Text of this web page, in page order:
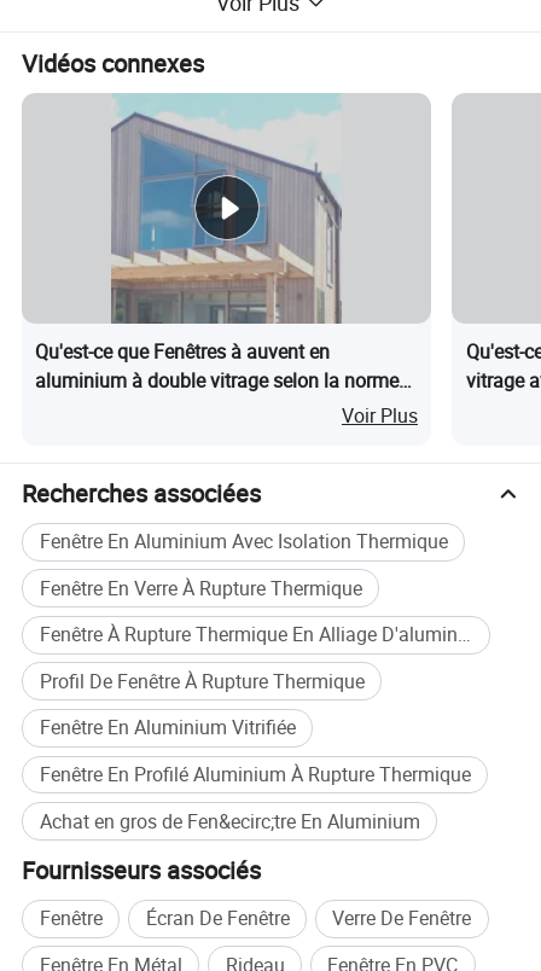
Vidéos connexes
Qu'est-ce que Fenêtres à auvent en
aluminium à double vitrage selon la norme
Voir Plus
Qu'est-
vitrage
Recherches associées
Fenêtre En Aluminium Avec Isolation Thermique
Fenêtre En Verre À Rupture Thermique
Fenêtre À Rupture Thermique En Alliage D'aluminium
Profil De Fenêtre À Rupture Thermique
Fenêtre En Aluminium Vitrifiée
Fenêtre En Profilé Aluminium À Rupture Thermique
Achat en gros de Fen&ecirc;tre En Aluminium
Fournisseurs associés
Fenêtre Écran De Fenêtre
Verre De Fenêtre
Fenêtre En Métal
Rideau Fenêtre En PVC